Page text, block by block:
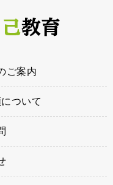
ご案内
ついて